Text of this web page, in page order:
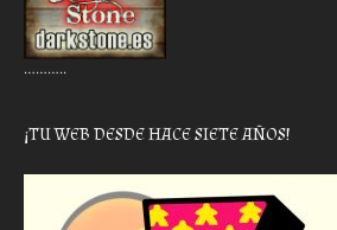
………..
¡TU WEB DESDE HACE SIETE AÑOS!